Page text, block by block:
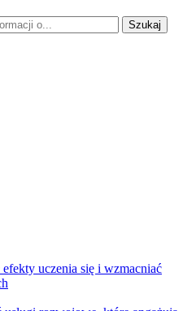
Szukaj
uczenia się i wzmacniać